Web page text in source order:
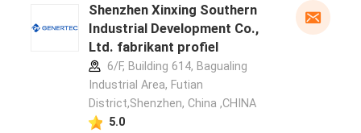
Shenzhen Xinxing Southern
Industrial Development Co.,
Ltd. fabrikant profiel
6/F, Building 614, Bagualing
Industrial Area, Futian
District,Shenzhen, China ,CHINA
5.0